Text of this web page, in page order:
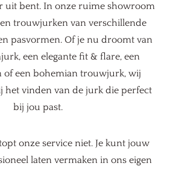
uit bent. In onze ruime showroom
trouwjurken van verschillende
pasvormen. Of je nu droomt van
een elegante fit & flare, een
een bohemian trouwjurk, wij
het vinden van de jurk die perfect
bij jou past.
onze service niet. Je kunt jouw
laten vermaken in ons eigen